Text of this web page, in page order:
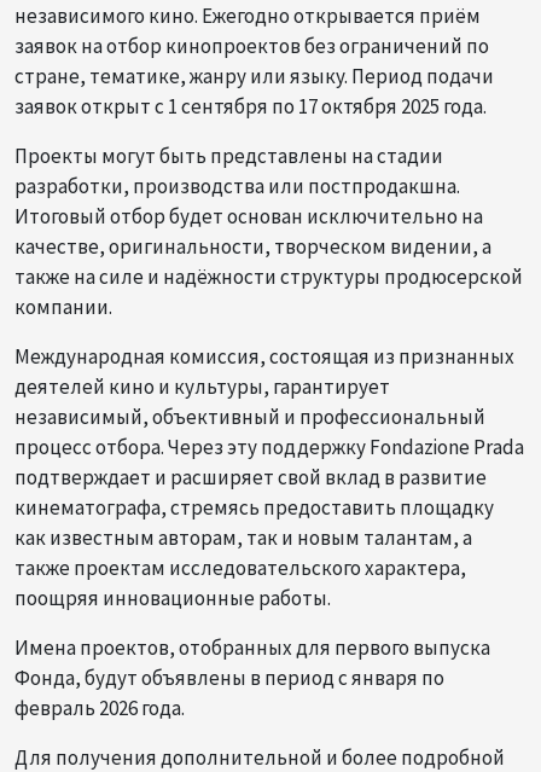
независимого кино. Ежегодно открывается приём
заявок на отбор кинопроектов без ограничений по
стране, тематике, жанру или языку. Период подачи
заявок открыт с 1 сентября по 17 октября 2025 года.
Проекты могут быть представлены на стадии
разработки, производства или постпродакшна.
Итоговый отбор будет основан исключительно на
качестве, оригинальности, творческом видении, а
также на силе и надёжности структуры продюсерской
компании.
Международная комиссия, состоящая из признанных
деятелей кино и культуры, гарантирует
независимый, объективный и профессиональный
процесс отбора. Через эту поддержку Fondazione Prada
подтверждает и расширяет свой вклад в развитие
кинематографа, стремясь предоставить площадку
как известным авторам, так и новым талантам, а
также проектам исследовательского характера,
поощряя инновационные работы.
Имена проектов, отобранных для первого выпуска
Фонда, будут объявлены в период с января по
февраль 2026 года.
Для получения дополнительной и более подробной